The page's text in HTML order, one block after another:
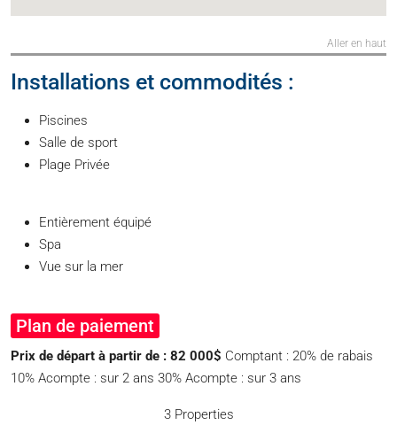
Aller en haut
Installations et commodités :
Piscines
Salle de sport
Plage Privée
Entièrement équipé
Spa
Vue sur la mer
Plan de paiement
Prix de départ à partir de : 82 000$ Comptant : 20% de rabais
10% Acompte : sur 2 ans 30% Acompte : sur 3 ans
3 Properties